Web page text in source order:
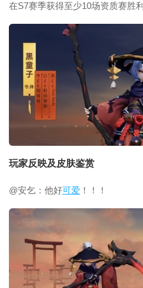
在S7赛季获得至少10场资质赛胜利
玩家反映及皮肤鉴赏
@安乞：他好可爱 ！！！